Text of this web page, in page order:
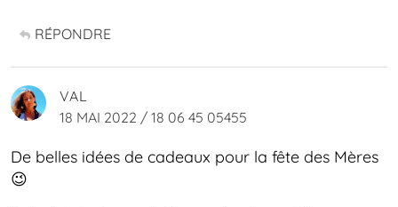
RÉPONDRE
VAL
18 MAI 2022 / 18 06 45 05455
De belles idées de cadeaux pour la fête des Mères
😉